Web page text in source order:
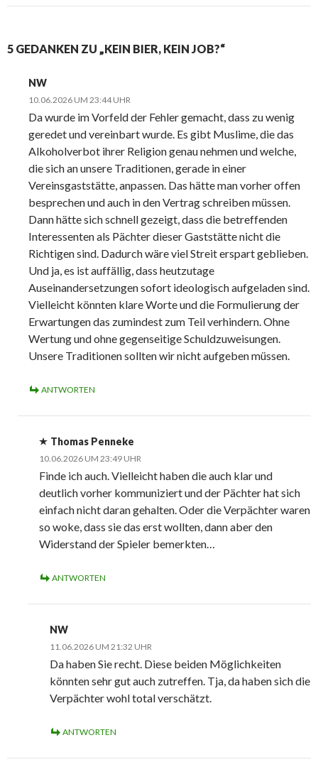
5 GEDANKEN ZU „KEIN BIER, KEIN JOB?“
NW
10.06.2026 UM 23:44 UHR
Da wurde im Vorfeld der Fehler gemacht, dass zu wenig
geredet und vereinbart wurde. Es gibt Muslime, die das
Alkoholverbot ihrer Religion genau nehmen und welche,
die sich an unsere Traditionen, gerade in einer
Vereinsgaststätte, anpassen. Das hätte man vorher offen
besprechen und auch in den Vertrag schreiben müssen.
Dann hätte sich schnell gezeigt, dass die betreffenden
Interessenten als Pächter dieser Gaststätte nicht die
Richtigen sind. Dadurch wäre viel Streit erspart geblieben.
Und ja, es ist auffällig, dass heutzutage
Auseinandersetzungen sofort ideologisch aufgeladen sind.
Vielleicht könnten klare Worte und die Formulierung der
Erwartungen das zumindest zum Teil verhindern. Ohne
Wertung und ohne gegenseitige Schuldzuweisungen.
Unsere Traditionen sollten wir nicht aufgeben müssen.
ANTWORTEN
Thomas Penneke
10.06.2026 UM 23:49 UHR
Finde ich auch. Vielleicht haben die auch klar und
deutlich vorher kommuniziert und der Pächter hat sich
einfach nicht daran gehalten. Oder die Verpächter waren
so woke, dass sie das erst wollten, dann aber den
Widerstand der Spieler bemerkten…
ANTWORTEN
NW
11.06.2026 UM 21:32 UHR
Da haben Sie recht. Diese beiden Möglichkeiten
könnten sehr gut auch zutreffen. Tja, da haben sich die
Verpächter wohl total verschätzt.
ANTWORTEN